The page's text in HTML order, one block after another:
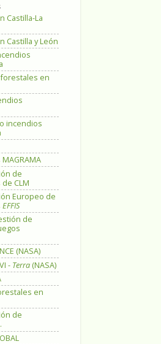
Castilla-La
Castilla y León
en
incendios
de
CLM
Europeo de
EFFIS
de
(NASA)
- Terra (NASA)
en
de